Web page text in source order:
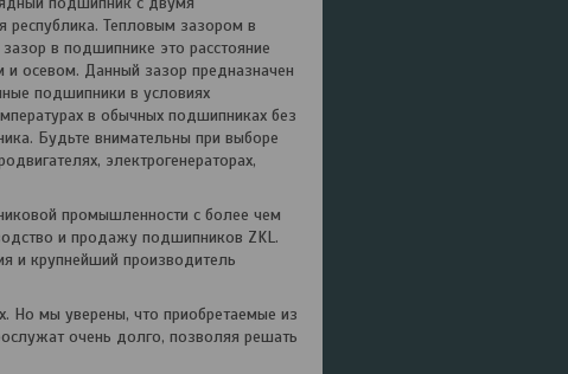
Тепловым зазором в
в подшипнике это расстояние
осевом. Данный зазор предназначен
подшипники в условиях
в обычных подшипниках без
Будьте внимательны при выборе
электрогенераторах,
промышленности с более чем
и продажу подшипников ZKL.
и крупнейший производитель
Но мы уверены, что приобретаемые из
очень долго, позволяя решать